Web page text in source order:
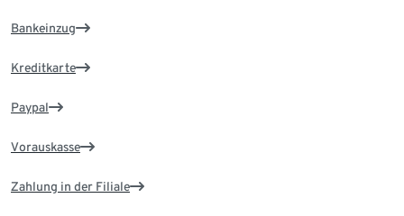
Bankeinzug
Kreditkarte
Paypal
Vorauskasse
Zahlung in der Filiale